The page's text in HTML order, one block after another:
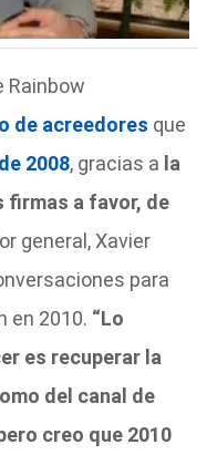
Rainbow
de acreedores que
2008, gracias a la
firmas a favor, de
general, Xavier
para
en 2010. “Lo
es recuperar la
del canal de
creo que 2010